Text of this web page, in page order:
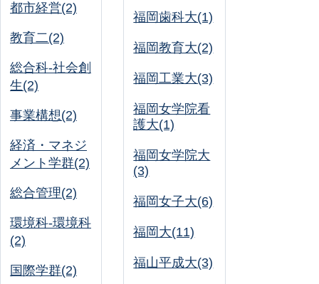
都市経営(2)
教育二(2)
総合科-社会創
生(2)
事業構想(2)
経済・マネジ
メント学群(2)
総合管理(2)
環境科-環境科
(2)
国際学群(2)
福岡歯科大(1)
福岡教育大(2)
福岡工業大(3)
福岡女学院看
護大(1)
福岡女学院大
(3)
福岡女子大(6)
福岡大(11)
福山平成大(3)